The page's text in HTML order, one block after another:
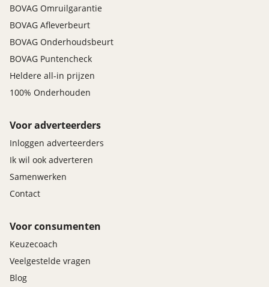
BOVAG Omruilgarantie
BOVAG Afleverbeurt
BOVAG Onderhoudsbeurt
BOVAG Puntencheck
Heldere all-in prijzen
100% Onderhouden
Voor adverteerders
Inloggen adverteerders
Ik wil ook adverteren
Samenwerken
Contact
Voor consumenten
Keuzecoach
Veelgestelde vragen
Blog